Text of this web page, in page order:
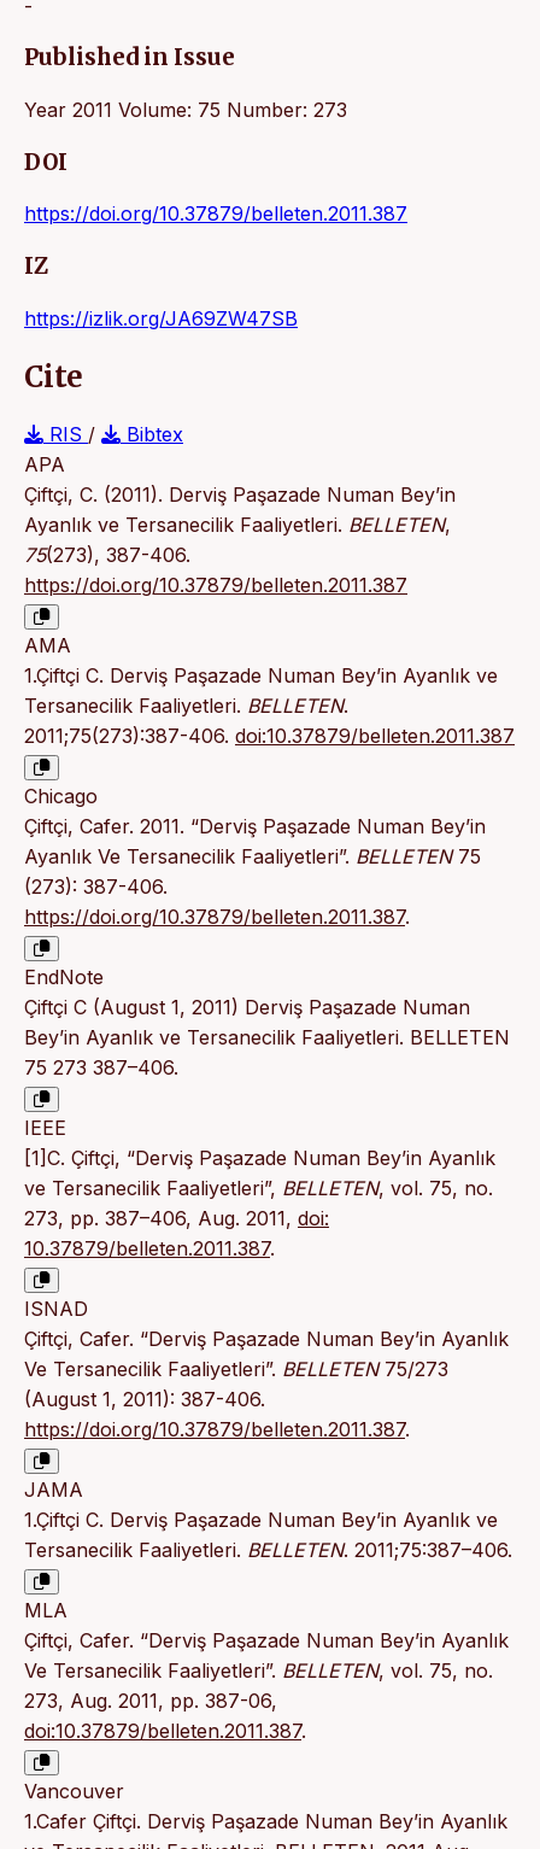
-
Published in Issue
Year 2011 Volume: 75 Number: 273
DOI
https://doi.org/10.37879/belleten.2011.387
IZ
https://izlik.org/JA69ZW47SB
Cite
RIS /
Bibtex
APA
Çiftçi, C. (2011). Derviş Paşazade Numan Bey’in
Ayanlık ve Tersanecilik Faaliyetleri. BELLETEN,
75(273), 387-406.
https://doi.org/10.37879/belleten.2011.387
AMA
1.Çiftçi C. Derviş Paşazade Numan Bey’in Ayanlık ve
Tersanecilik Faaliyetleri. BELLETEN.
2011;75(273):387-406. doi:10.37879/belleten.2011.387
Chicago
Çiftçi, Cafer. 2011. “Derviş Paşazade Numan Bey’in
Ayanlık Ve Tersanecilik Faaliyetleri”. BELLETEN75
(273): 387-406.
https://doi.org/10.37879/belleten.2011.387.
EndNote
Çiftçi C (August 1, 2011) Derviş Paşazade Numan
Bey’in Ayanlık ve Tersanecilik Faaliyetleri. BELLETEN
75 273 387–406.
IEEE
[1]C. Çiftçi, “Derviş Paşazade Numan Bey’in Ayanlık
ve Tersanecilik Faaliyetleri”, BELLETEN, vol. 75, no.
273, pp. 387–406, Aug. 2011, doi:
10.37879/belleten.2011.387.
ISNAD
Çiftçi, Cafer. “Derviş Paşazade Numan Bey’in Ayanlık
Ve Tersanecilik Faaliyetleri”. BELLETEN75/273
(August 1, 2011): 387-406.
https://doi.org/10.37879/belleten.2011.387.
JAMA
1.Çiftçi C. Derviş Paşazade Numan Bey’in Ayanlık ve
Tersanecilik Faaliyetleri. BELLETEN. 2011;75:387–406.
MLA
Çiftçi, Cafer. “Derviş Paşazade Numan Bey’in Ayanlık
Ve Tersanecilik Faaliyetleri”. BELLETEN, vol. 75, no.
273, Aug. 2011, pp. 387-06,
doi:10.37879/belleten.2011.387.
Vancouver
1.Cafer Çiftçi. Derviş Paşazade Numan Bey’in Ayanlık